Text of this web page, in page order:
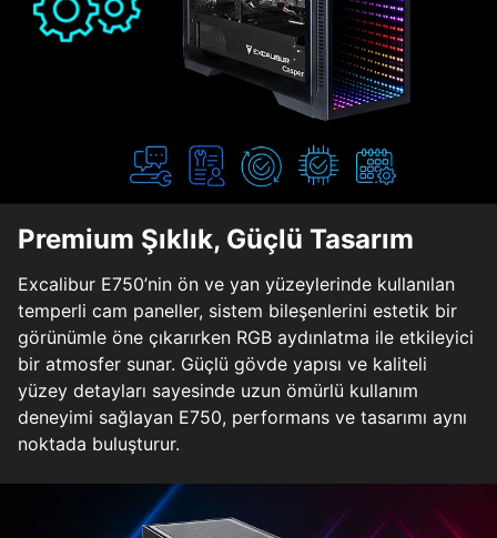
Premium Şıklık, Güçlü Tasarım
Excalibur E750’nin ön ve yan yüzeylerinde kullanılan
temperli cam paneller, sistem bileşenlerini estetik bir
görünümle öne çıkarırken RGB aydınlatma ile etkileyici
bir atmosfer sunar. Güçlü gövde yapısı ve kaliteli
yüzey detayları sayesinde uzun ömürlü kullanım
deneyimi sağlayan E750, performans ve tasarımı aynı
noktada buluşturur.